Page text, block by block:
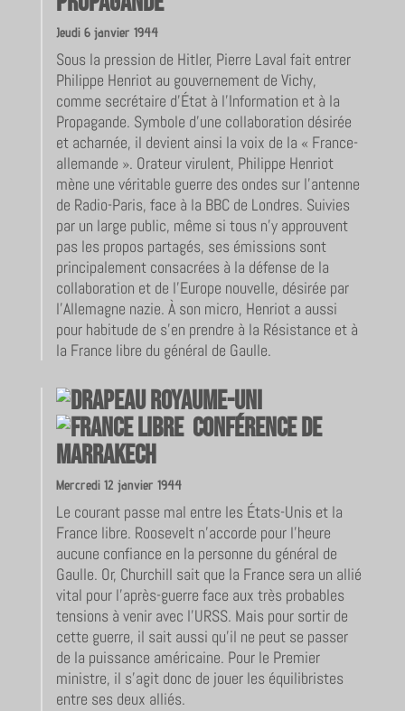
Jeudi 6 janvier 1944
Sous la pression de Hitler, Pierre Laval fait entrer
Philippe Henriot au gouvernement de Vichy,
comme secrétaire d’État à l’Information et à la
Propagande. Symbole d’une collaboration désirée
et acharnée, il devient ainsi la voix de la « France-
allemande ». Orateur virulent, Philippe Henriot
mène une véritable guerre des ondes sur l’antenne
de Radio-Paris, face à la BBC de Londres. Suivies
par un large public, même si tous n’y approuvent
pas les propos partagés, ses émissions sont
principalement consacrées à la défense de la
collaboration et de l’Europe nouvelle, désirée par
l’Allemagne nazie. À son micro, Henriot a aussi
pour habitude de s’en prendre à la Résistance et à
la France libre du général de Gaulle.
Conférence de
Marrakech
Mercredi 12 janvier 1944
Le courant passe mal entre les États-Unis et la
France libre. Roosevelt n’accorde pour l’heure
aucune confiance en la personne du général de
Gaulle. Or, Churchill sait que la France sera un allié
vital pour l’après-guerre face aux très probables
tensions à venir avec l’URSS. Mais pour sortir de
cette guerre, il sait aussi qu’il ne peut se passer
de la puissance américaine. Pour le Premier
ministre, il s’agit donc de jouer les équilibristes
entre ses deux alliés.